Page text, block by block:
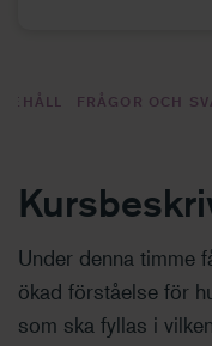
FRÅGOR OCH
Under denna timme
ökad förståelse för
som ska fyllas i